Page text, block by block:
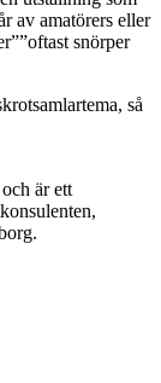
av amatörers eller
snörper
så
är ett